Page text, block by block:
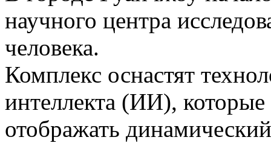
научного центра
человека.
Комплекс оснастят
интеллекта (ИИ),
отображать